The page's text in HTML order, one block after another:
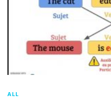
ALL